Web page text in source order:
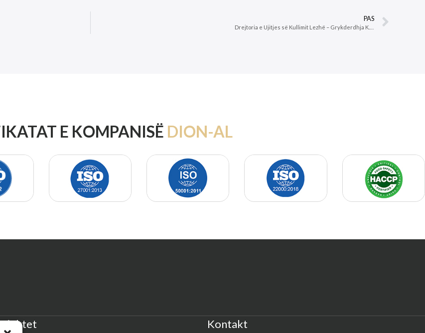
PAS
E KOMPANISË DION-AL
Kontakt